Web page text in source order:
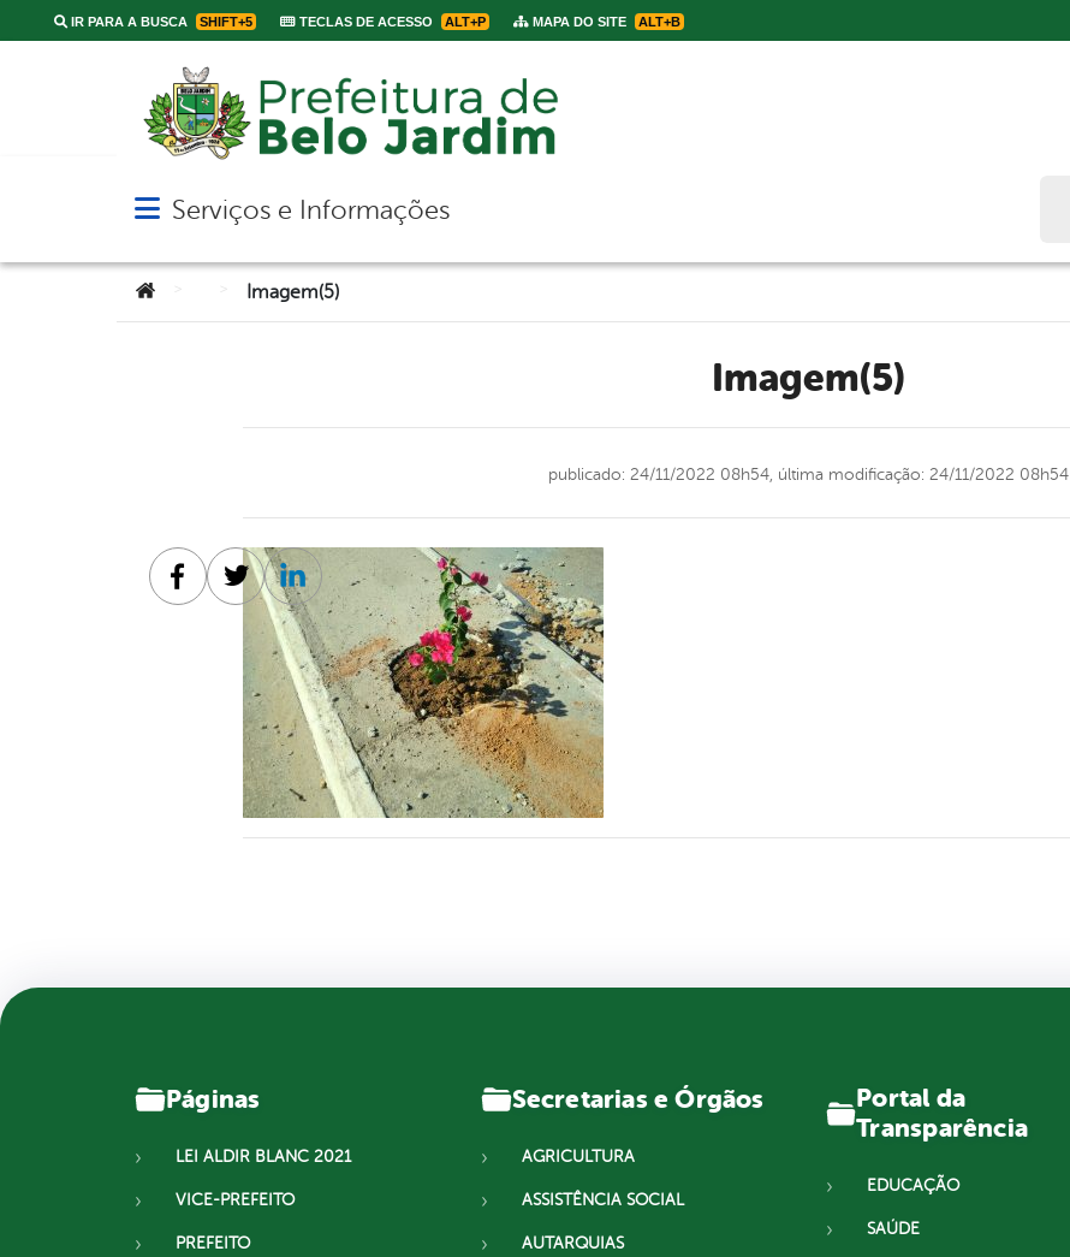
IR PARA A BUSCA SHIFT+5 TECLAS DE ACESSO ALT+P MAPA DO SITE ALT+B
Abrir menu principal de navegação
Serviços e Informações
Você está aqui:Imagem(5)
Imagem(5)
publicado: 24/11/2022 08h54, última modificação: 24/11/2022 08h54
Facebook
TwitterLinkedin
Páginas
LEI ALDIR BLANC 2021
VICE-PREFEITO
PREFEITO
Secretarias e Órgãos
AGRICULTURA
ASSISTÊNCIA SOCIAL
AUTARQUIAS
Portal da
Transparência
EDUCAÇÃO
SAÚDE